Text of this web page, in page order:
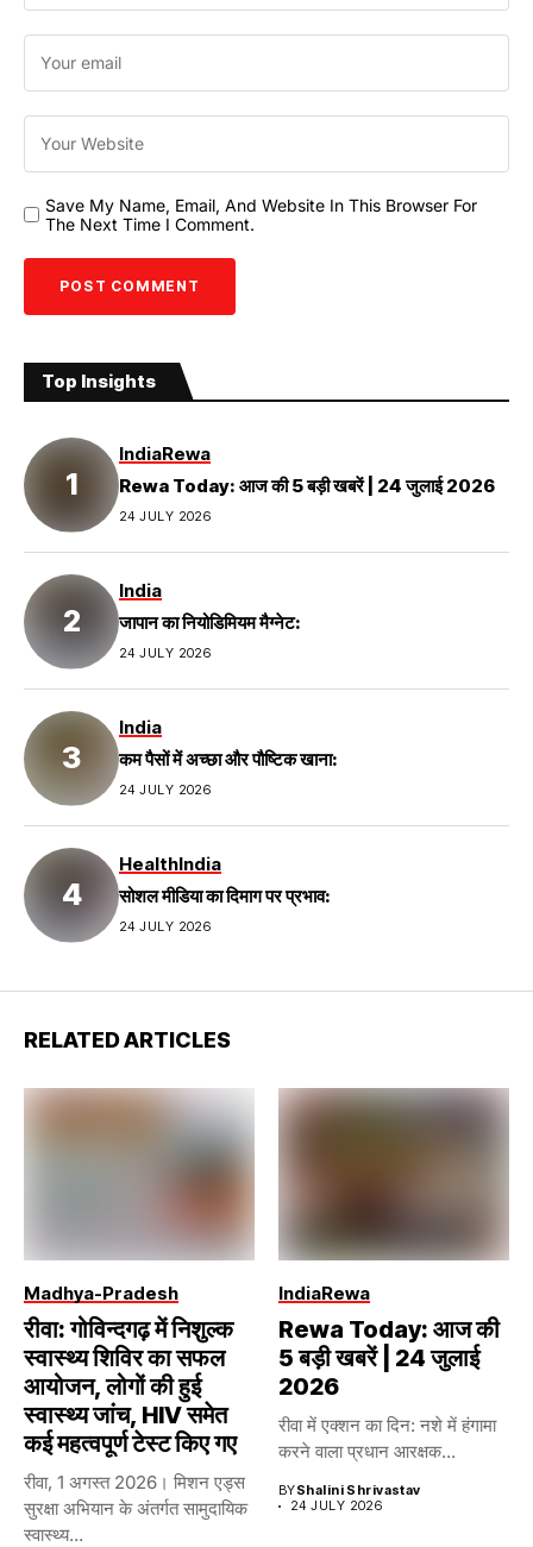
Save My Name, Email, And Website In This Browser For
The Next Time I Comment.
Top Insights
IndiaRewa
Rewa Today: आज की 5 बड़ी खबरें | 24 जुलाई 2026
24 JULY 2026
India
जापान का नियोडिमियम मैग्नेट:
24 JULY 2026
India
कम पैसों में अच्छा और पौष्टिक खाना:
24 JULY 2026
HealthIndia
सोशल मीडिया का दिमाग पर प्रभाव:
24 JULY 2026
RELATED ARTICLES
Madhya-Pradesh
रीवा: गोविन्दगढ़ में निशुल्क
स्वास्थ्य शिविर का सफल
आयोजन, लोगों की हुई
स्वास्थ्य जांच, HIV समेत
कई महत्वपूर्ण टेस्ट किए गए
रीवा, 1 अगस्त 2026। मिशन एड्स
सुरक्षा अभियान के अंतर्गत सामुदायिक
स्वास्थ्य...
IndiaRewa
Rewa Today: आज की
5 बड़ी खबरें | 24 जुलाई
2026
रीवा में एक्शन का दिन: नशे में हंगामा
करने वाला प्रधान आरक्षक...
BYShalini Shrivastav
24 JULY 2026